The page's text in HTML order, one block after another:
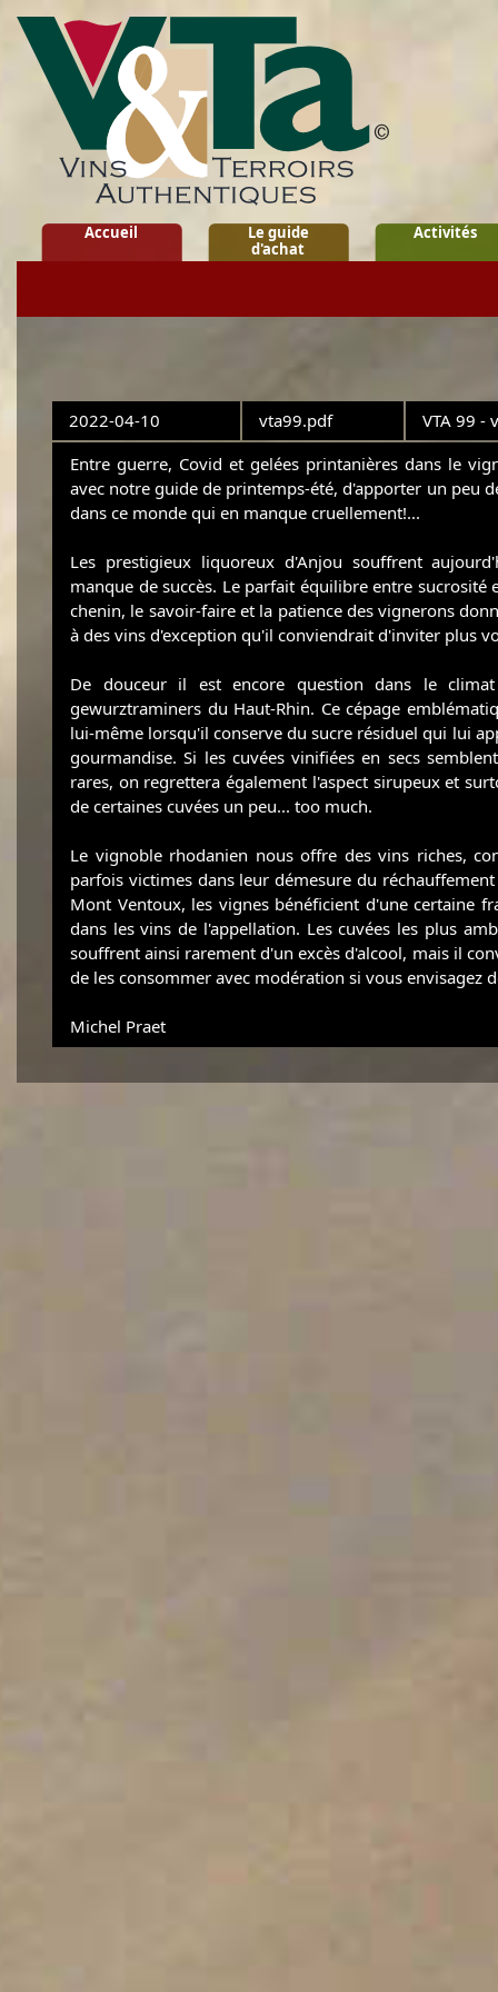
Accueil
Le guide
d'achat
Activités
2022-04-10 vta99.pdf
VTA 99 -
Entre guerre, Covid et gelées printanières dans le
avec notre guide de printemps-été, d'apporter un peu
dans ce monde qui en manque cruellement!...
Les prestigieux liquoreux d'Anjou souffrent
manque de succès. Le parfait équilibre entre sucrosité
chenin, le savoir-faire et la patience des vignerons
à des vins d'exception qu'il conviendrait d'inviter plus
De douceur il est encore question dans le
gewurztraminers du Haut-Rhin. Ce cépage
lui-même lorsqu'il conserve du sucre résiduel qui lui
gourmandise. Si les cuvées vinifiées en secs
rares, on regrettera également l'aspect sirupeux et
de certaines cuvées un peu... too much.
Le vignoble rhodanien nous offre des vins riches,
parfois victimes dans leur démesure du
Mont Ventoux, les vignes bénéficient d'une certaine
dans les vins de l'appellation. Les cuvées les plus
souffrent ainsi rarement d'un excès d'alcool, mais il
de les consommer avec modération si vous envisagez
Michel Praet